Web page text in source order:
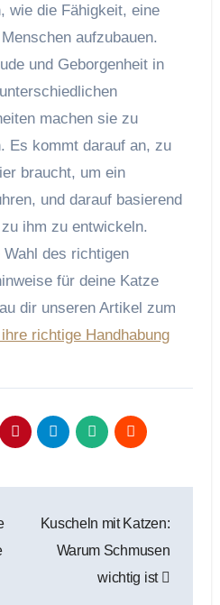
wie die Fähigkeit, eine
aufzubauen.
und Geborgenheit in
machen sie zu
Es kommt darauf an, zu
braucht, um ein
und darauf basierend
ihm zu entwickeln.
des richtigen
für deine Katze
dir unseren Artikel zum
richtige Handhabung
Kuscheln mit Katzen:
Warum Schmusen
wichtig ist